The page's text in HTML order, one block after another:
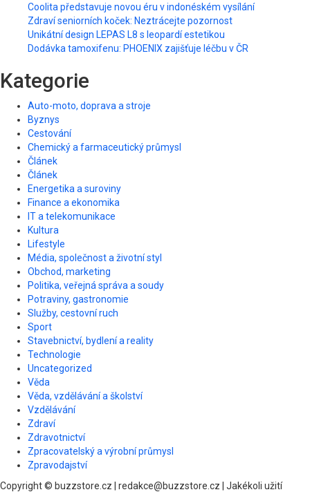
Coolita představuje novou éru v indonéském vysílání
Zdraví seniorních koček: Neztrácejte pozornost
Unikátní design LEPAS L8 s leopardí estetikou
Dodávka tamoxifenu: PHOENIX zajišťuje léčbu v ČR
Kategorie
Auto-moto, doprava a stroje
Byznys
Cestování
Chemický a farmaceutický průmysl
Článek
Článek
Energetika a suroviny
Finance a ekonomika
IT a telekomunikace
Kultura
Lifestyle
Média, společnost a životní styl
Obchod, marketing
Politika, veřejná správa a soudy
Potraviny, gastronomie
Služby, cestovní ruch
Sport
Stavebnictví, bydlení a reality
Technologie
Uncategorized
Věda
Věda, vzdělávání a školství
Vzdělávání
Zdraví
Zdravotnictví
Zpracovatelský a výrobní průmysl
Zpravodajství
Copyright © buzzstore.cz | redakce@buzzstore.cz | Jakékoli užití